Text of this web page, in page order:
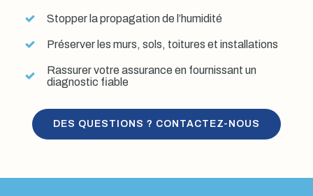
Stopper la propagation de l’humidité
Préserver les murs, sols, toitures et installations
Rassurer votre assurance en fournissant un
diagnostic fiable
DES QUESTIONS ? CONTACTEZ-NOUS